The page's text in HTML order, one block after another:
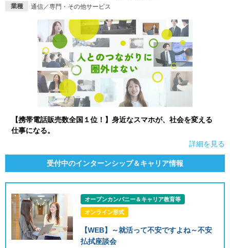
業種 通信／専門・その他サービス
【携帯電話販売数全国１位！】身近なスマホが、社会を変える
仕事になる。
詳細を見る
受付中のインターンシップ＆キャリア情報
オープンカンパニー＆キャリア教育等
オンライン形式
【WEB】～就活って不安ですよね～不安
払拭座談会